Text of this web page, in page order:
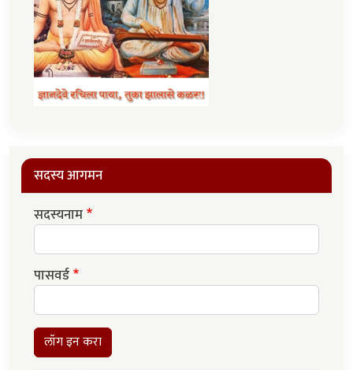
सदस्य आगमन
सदस्यनाम
पासवर्ड
लॉग इन करा